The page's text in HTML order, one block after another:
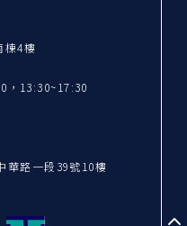
棟4樓
，13:30~17:30
華路一段39號10樓